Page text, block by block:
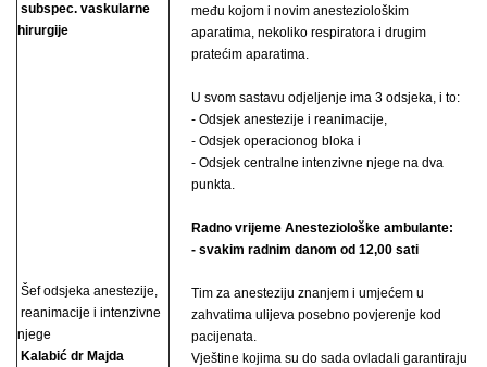
subspec. vaskularne
hirurgije
Šef odsjeka anestezije,
reanimacije i intenzivne
njege
Kalabić dr Majda
među kojom i novim anesteziološkim
aparatima, nekoliko respiratora i drugim
pratećim aparatima.
U svom sastavu odjeljenje ima 3 odsjeka, i to:
- Odsjek anestezije i reanimacije,
- Odsjek operacionog bloka i
- Odsjek centralne intenzivne njege na dva
punkta.
Radno vrijeme Anesteziološke ambulante:
- svakim radnim danom od 12,00 sati
Tim za anesteziju znanjem i umjećem u
zahvatima ulijeva posebno povjerenje kod
pacijenata.
Vještine kojima su do sada ovladali garantiraju